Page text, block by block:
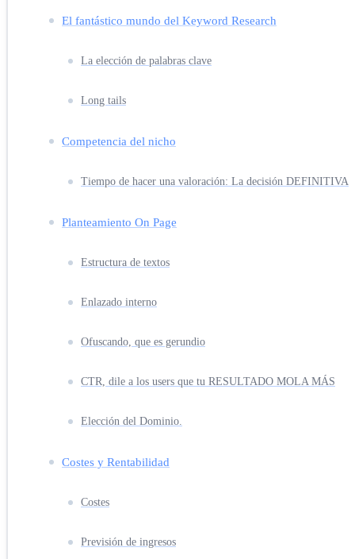
El fantástico mundo del Keyword Research
La elección de palabras clave
Long tails
Competencia del nicho
Tiempo de hacer una valoración: La decisión DEFINITIVA
Planteamiento On Page
Estructura de textos
Enlazado interno
Ofuscando, que es gerundio
CTR, dile a los users que tu RESULTADO MOLA MÁS
Elección del Dominio.
Costes y Rentabilidad
Costes
Previsión de ingresos